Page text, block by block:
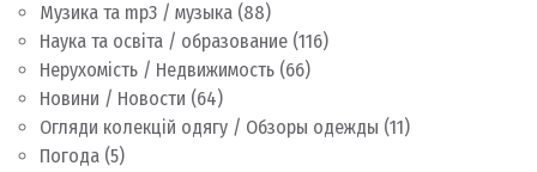
Музика та mp3 / музыка (88)
Наука та освіта / образование (116)
Нерухомість / Недвижимость (66)
Новини / Новости (64)
Огляди колекцій одягу / Обзоры одежды (11)
Погода (5)